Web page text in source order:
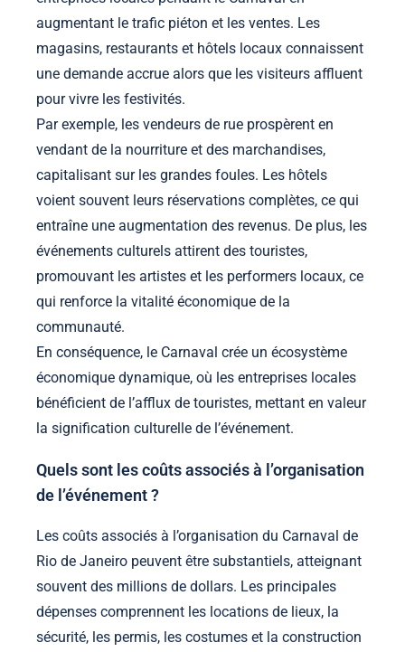
augmentant le trafic piéton et les ventes. Les
magasins, restaurants et hôtels locaux connaissent
une demande accrue alors que les visiteurs affluent
pour vivre les festivités.
Par exemple, les vendeurs de rue prospèrent en
vendant de la nourriture et des marchandises,
capitalisant sur les grandes foules. Les hôtels
voient souvent leurs réservations complètes, ce qui
entraîne une augmentation des revenus. De plus, les
événements culturels attirent des touristes,
promouvant les artistes et les performers locaux, ce
qui renforce la vitalité économique de la
communauté.
En conséquence, le Carnaval crée un écosystème
économique dynamique, où les entreprises locales
bénéficient de l’afflux de touristes, mettant en valeur
la signification culturelle de l’événement.
Quels sont les coûts associés à l’organisation
de l’événement ?
Les coûts associés à l’organisation du Carnaval de
Rio de Janeiro peuvent être substantiels, atteignant
souvent des millions de dollars. Les principales
dépenses comprennent les locations de lieux, la
sécurité, les permis, les costumes et la construction